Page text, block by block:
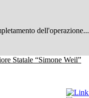
dell'operazione...